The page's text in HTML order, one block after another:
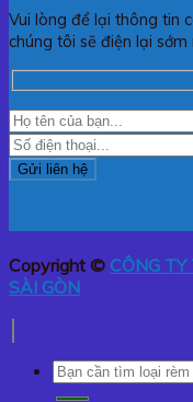
Vui lòng để lại thông tin
chúng tôi sẽ điện lại sớm
Copyright © CÔNG
SÀI GÒN
Tìm
kiếm: